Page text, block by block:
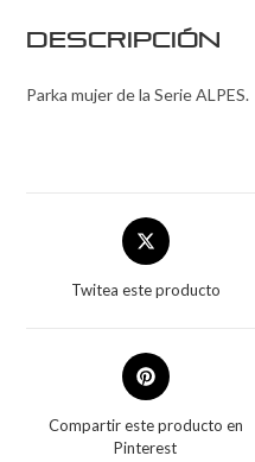
Descripción
Parka mujer de la Serie ALPES.
Twitea este producto
Compartir este producto en
Pinterest